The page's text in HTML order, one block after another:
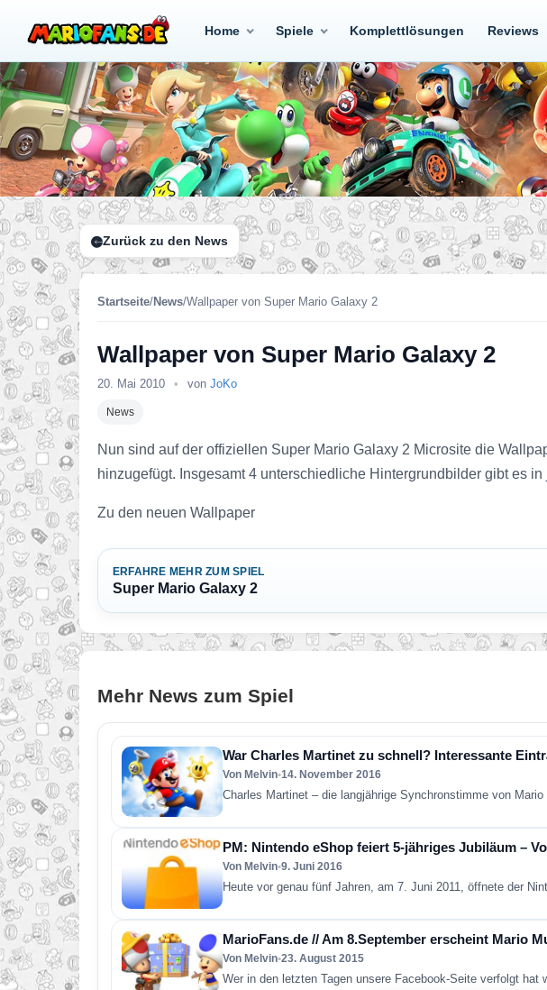
Home Spiele Komplettlösungen Reviews
Zurück zu den News
Startseite/News/Wallpaper von Super Mario Galaxy 2
Wallpaper von Super Mario Galaxy 2
20. Mai 2010 • von JoKo
News
Nun sind auf der offiziellen Super Mario Galaxy 2 Microsite die
hinzugefügt. Insgesamt 4 unterschiedliche Hintergrundbilder gibt es
Zu den neuen Wallpaper
ERFAHRE MEHR ZUM SPIEL
Super Mario Galaxy 2
Mehr News zum Spiel
War Charles Martinet zu schnell? Interessante
Von Melvin•14. November 2016
Charles Martinet – die langjährige Synchronstimme von
PM: Nintendo eShop feiert 5-jähriges Jubiläum –
Von Melvin•9. Juni 2016
Heute vor genau fünf Jahren, am 7. Juni 2011, öffnete der
MarioFans.de // Am 8.September erscheint Mario
Von Melvin•23. August 2015
Wer in den letzten Tagen unsere Facebook-Seite verfolgt